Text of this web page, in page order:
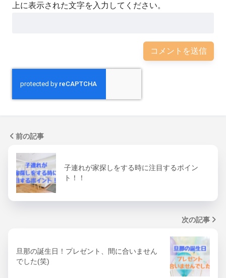
上に表示された文字を入力してください。
前の記事
子連れが家探しをする時に注目するポイン
ト！！
次の記事
旦那の誕生日！プレゼント、間に合いません
でした(笑)